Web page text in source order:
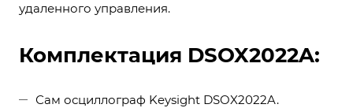
удаленного управления.
Комплектация DSOX2022A:
Сам осциллограф Keysight DSOX2022A.